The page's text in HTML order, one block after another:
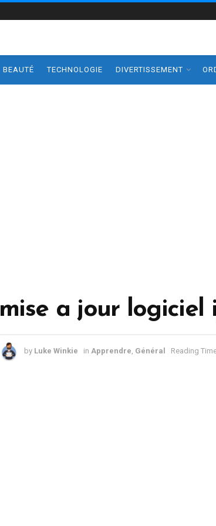
BEAUTÉ TECHNOLOGIE DIVERTISSEMENT
mise a jour logiciel
by Luke Winkie in Apprendre Général Reading